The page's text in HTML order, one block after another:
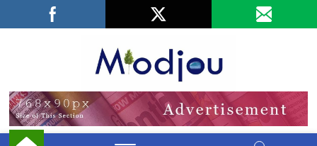
Facebook
LinkedIn